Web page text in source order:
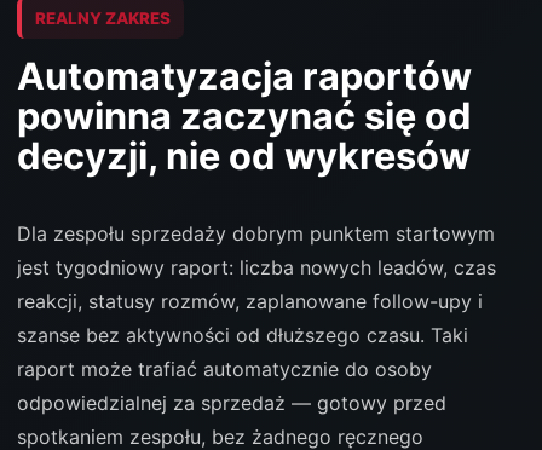
REALNY ZAKRES
Automatyzacja raportów
powinna zaczynać się od
decyzji, nie od wykresów
Dla zespołu sprzedaży dobrym punktem startowym
jest tygodniowy raport: liczba nowych leadów, czas
reakcji, statusy rozmów, zaplanowane follow-upy i
szanse bez aktywności od dłuższego czasu. Taki
raport może trafiać automatycznie do osoby
odpowiedzialnej za sprzedaż — gotowy przed
spotkaniem zespołu, bez żadnego ręcznego